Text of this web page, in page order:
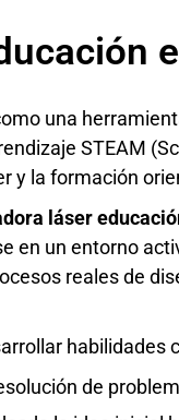
una
STEAM
y la formación
láser
en un entorno
reales de
habilidades
de